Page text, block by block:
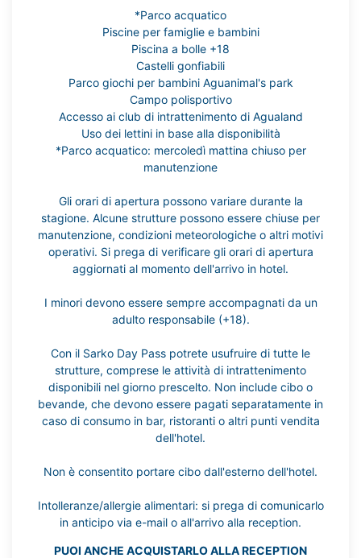
*Parco acquatico
Piscine per famiglie e bambini
Piscina a bolle +18
Castelli gonfiabili
Parco giochi per bambini Aguanimal's park
Campo polisportivo
Accesso ai club di intrattenimento di Agualand
Uso dei lettini in base alla disponibilità
*Parco acquatico: mercoledì mattina chiuso per
manutenzione
Gli orari di apertura possono variare durante la
stagione. Alcune strutture possono essere chiuse per
manutenzione, condizioni meteorologiche o altri motivi
operativi. Si prega di verificare gli orari di apertura
aggiornati al momento dell'arrivo in hotel.
I minori devono essere sempre accompagnati da un
adulto responsabile (+18).
Con il Sarko Day Pass potrete usufruire di tutte le
strutture, comprese le attività di intrattenimento
disponibili nel giorno prescelto. Non include cibo o
bevande, che devono essere pagati separatamente in
caso di consumo in bar, ristoranti o altri punti vendita
dell'hotel.
Non è consentito portare cibo dall'esterno dell'hotel.
Intolleranze/allergie alimentari: si prega di comunicarlo
in anticipo via e-mail o all'arrivo alla reception.
PUOI ANCHE ACQUISTARLO ALLA RECEPTION